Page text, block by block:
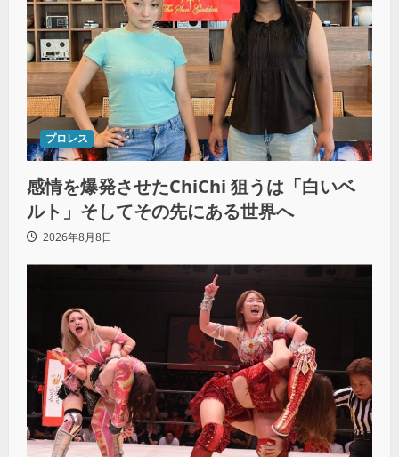
プロレス
感情を爆発させたChiChi 狙うは「白いベ
ルト」そしてその先にある世界へ
2026年8月8日